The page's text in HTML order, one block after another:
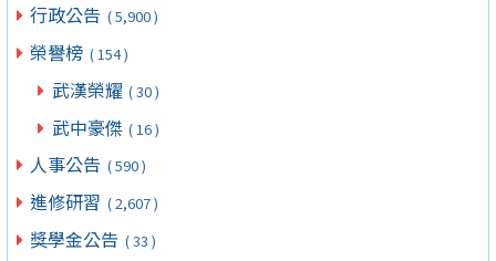
行政公告 ( 5,900 )
榮譽榜 ( 154 )
武漢榮耀 ( 30 )
武中豪傑 ( 16 )
人事公告 ( 590 )
進修研習 ( 2,607 )
獎學金公告 ( 33 )